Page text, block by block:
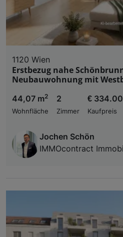
1120 Wien
Erstbezug nahe
Neubauwohnung mit
44,07 m2
Wohnfläche
2
Zimmer
€
Kaufpreis
Jochen Schön
IMMOcontract